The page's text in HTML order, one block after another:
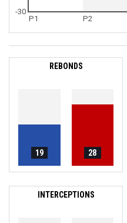
P1 P2
-30
REBONDS
19 28
INTERCEPTIONS